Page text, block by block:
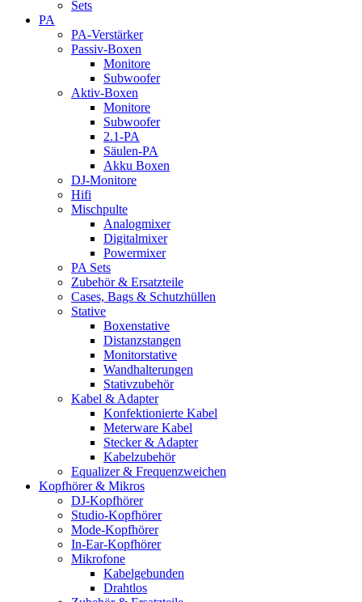
Sets
PA
PA-Verstärker
Passiv-Boxen
Monitore
Subwoofer
Aktiv-Boxen
Monitore
Subwoofer
2.1-PA
Säulen-PA
Akku Boxen
DJ-Monitore
Hifi
Mischpulte
Analogmixer
Digitalmixer
Powermixer
PA Sets
Zubehör & Ersatzteile
Cases, Bags & Schutzhüllen
Stative
Boxenstative
Distanzstangen
Monitorstative
Wandhalterungen
Stativzubehör
Kabel & Adapter
Konfektionierte Kabel
Meterware Kabel
Stecker & Adapter
Kabelzubehör
Equalizer & Frequenzweichen
Kopfhörer & Mikros
DJ-Kopfhörer
Studio-Kopfhörer
Mode-Kopfhörer
In-Ear-Kopfhörer
Mikrofone
Kabelgebunden
Drahtlos